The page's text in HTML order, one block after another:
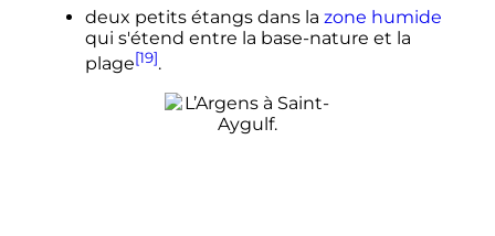
deux petits étangs dans la zone humide
qui s'étend entre la base-nature et la
plage[19].